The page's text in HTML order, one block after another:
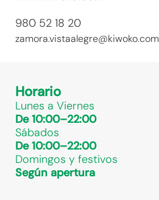
980 52 18 20
zamora.vistaalegre@kiwoko.com
Horario
Lunes a Viernes
De 10:00–22:00
Sábados
De 10:00–22:00
Domingos y festivos
Según apertura